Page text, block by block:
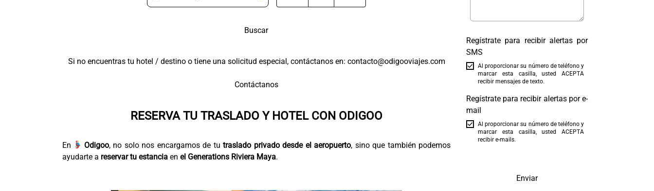
Buscar
Si no encuentras tu hotel / destino o tiene una solicitud especial, contáctanos en: contacto@odigooviajes.com
Contáctanos
RESERVA TU TRASLADO Y HOTEL CON ODIGOO
En Odigoo, no solo nos encargamos de tutraslado privado desde el aeropuerto, sino que también podemos
ayudarte a reservar tu estancia en el Generations Riviera Maya.
Regístrate para recibir alertas por
SMS
Al proporcionar su número de teléfono y
marcar esta casilla, usted ACEPTA
recibir mensajes de texto.
Regístrate para recibir alertas por e-
mail
Al proporcionar su número de teléfono y
marcar esta casilla, usted ACEPTA
recibir e-mails.
Enviar